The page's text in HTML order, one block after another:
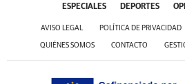
ESPECIALES DEPORTES
AVISO LEGAL POLÍTICA DE PRIVACIDAD
QUIÉNES SOMOS CONTACTO